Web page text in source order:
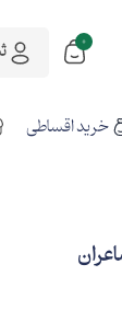
0
خرید اقساطی